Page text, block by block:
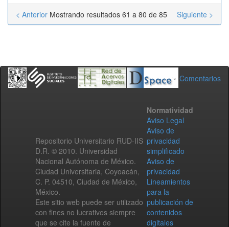
Mostrando resultados 61 a 80 de 85
< Anterior Siguiente >
Comentarios
Repositorio Universitario RUD-IIS
D.R. © 2010. Universidad
Nacional Autónoma de México.
Ciudad Universitaria, Coyoacán,
C. P. 04510, Ciudad de México,
México.
Este sitio web puede ser utilizado
con fines no lucrativos siempre
que se cite la fuente de
Normatividad
Aviso Legal
Aviso de
privacidad
simplificado
Aviso de
privacidad
Lineamientos
para la
publicación de
contenidos
digitales